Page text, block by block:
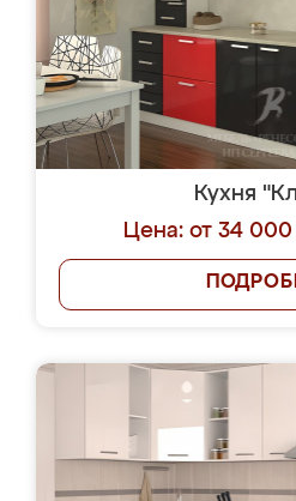
Кухня
Цена: от 34 000